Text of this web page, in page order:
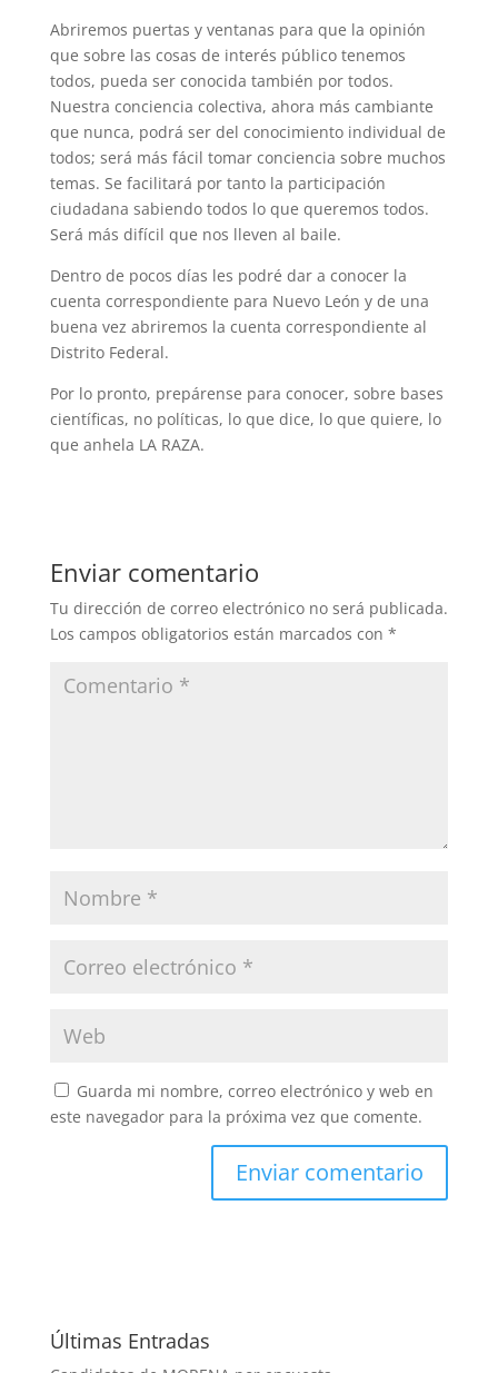
Abriremos puertas y ventanas para que la opinión
que sobre las cosas de interés público tenemos
todos, pueda ser conocida también por todos.
Nuestra conciencia colectiva, ahora más cambiante
que nunca, podrá ser del conocimiento individual de
todos; será más fácil tomar conciencia sobre muchos
temas. Se facilitará por tanto la participación
ciudadana sabiendo todos lo que queremos todos.
Será más difícil que nos lleven al baile.
Dentro de pocos días les podré dar a conocer la
cuenta correspondiente para Nuevo León y de una
buena vez abriremos la cuenta correspondiente al
Distrito Federal.
Por lo pronto, prepárense para conocer, sobre bases
científicas, no políticas, lo que dice, lo que quiere, lo
que anhela LA RAZA.
Enviar comentario
Tu dirección de correo electrónico no será publicada.
Los campos obligatorios están marcados con *
Guarda mi nombre, correo electrónico y web en
este navegador para la próxima vez que comente.
Últimas Entradas